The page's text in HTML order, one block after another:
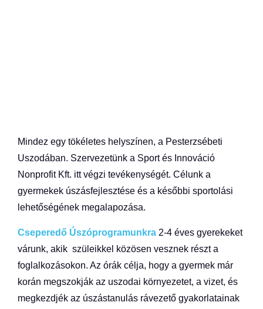
Mindez egy tökéletes helyszínen, a Pesterzsébeti
Uszodában. Szervezetünk a Sport és Innováció
Nonprofit Kft. itt végzi tevékenységét. Célunk a
gyermekek úszásfejlesztése és a későbbi sportolási
lehetőségének megalapozása.
Cseperedő Úszóprogramunkra 2-4 éves gyerekeket
várunk, akik szüleikkel közösen vesznek részt a
foglalkozásokon. Az órák célja, hogy a gyermek már
korán megszokják az uszodai környezetet, a vizet, és
megkezdjék az úszástanulás rávezető gyakorlatainak